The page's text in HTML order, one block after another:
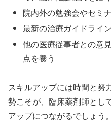
院内外の勉強会やセミ
最新の治療ガイドライ
他の医療従事者との意
点を養う
スキルアップには時間と努
勢こそが、臨床薬剤師とし
アップにつながるでしょう。